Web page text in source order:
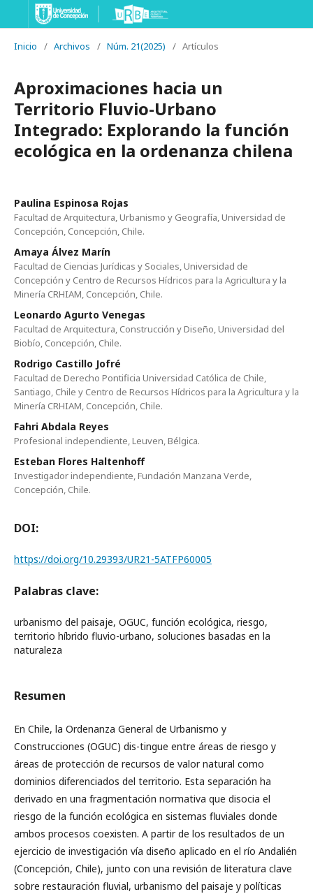
Inicio / Archivos / Núm. 21(2025) / Artículos
Aproximaciones hacia un
Territorio Fluvio-Urbano
Integrado: Explorando la función
ecológica en la ordenanza chilena
Paulina Espinosa Rojas
Facultad de Arquitectura, Urbanismo y Geografía, Universidad de
Concepción, Concepción, Chile.
Amaya Álvez Marín
Facultad de Ciencias Jurídicas y Sociales, Universidad de
Concepción y Centro de Recursos Hídricos para la Agricultura y la
Minería CRHIAM, Concepción, Chile.
Leonardo Agurto Venegas
Facultad de Arquitectura, Construcción y Diseño, Universidad del
Biobío, Concepción, Chile.
Rodrigo Castillo Jofré
Facultad de Derecho Pontificia Universidad Católica de Chile,
Santiago, Chile y Centro de Recursos Hídricos para la Agricultura y la
Minería CRHIAM, Concepción, Chile.
Fahri Abdala Reyes
Profesional independiente, Leuven, Bélgica.
Esteban Flores Haltenhoff
Investigador independiente, Fundación Manzana Verde,
Concepción, Chile.
DOI:
https://doi.org/10.29393/UR21-5ATFP60005
Palabras clave:
urbanismo del paisaje, OGUC, función ecológica, riesgo,
territorio híbrido fluvio-urbano, soluciones basadas en la
naturaleza
Resumen
En Chile, la Ordenanza General de Urbanismo y
Construcciones (OGUC) dis-tingue entre áreas de riesgo y
áreas de protección de recursos de valor natural como
dominios diferenciados del territorio. Esta separación ha
derivado en una fragmentación normativa que disocia el
riesgo de la función ecológica en sistemas fluviales donde
ambos procesos coexisten. A partir de los resultados de un
ejercicio de investigación vía diseño aplicado en el río Andalién
(Concepción, Chile), junto con una revisión de literatura clave
sobre restauración fluvial, urbanismo del paisaje y políticas